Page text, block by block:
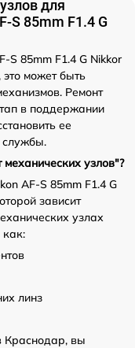
для
S 85mm F1.4 G
S 85mm F1.4 G Nikkor
может быть
Ремонт
в поддержании
ее
службы.
узлов"?
AF-S 85mm F1.4 G
зависит
узлах
как:
линз
Краснодар, вы